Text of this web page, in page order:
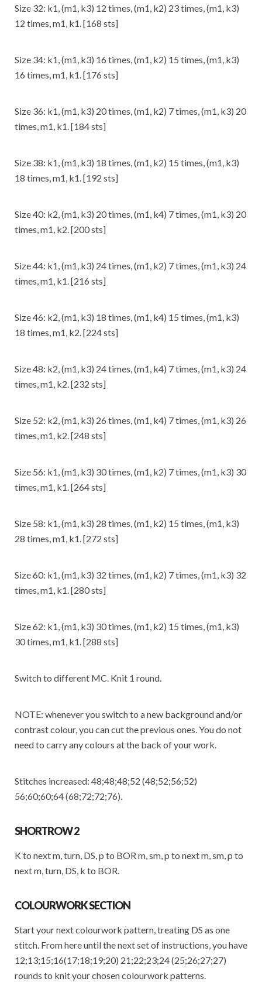
Size 32: k1, (m1, k3) 12 times, (m1, k2) 23 times, (m1, k3)
12 times, m1, k1. [168 sts]
Size 34: k1, (m1, k3) 16 times, (m1, k2) 15 times, (m1, k3)
16 times, m1, k1. [176 sts]
Size 36: k1, (m1, k3) 20 times, (m1, k2) 7 times, (m1, k3) 20
times, m1, k1. [184 sts]
Size 38: k1, (m1, k3) 18 times, (m1, k2) 15 times, (m1, k3)
18 times, m1, k1. [192 sts]
Size 40: k2, (m1, k3) 20 times, (m1, k4) 7 times, (m1, k3) 20
times, m1, k2. [200 sts]
Size 44: k1, (m1, k3) 24 times, (m1, k2) 7 times, (m1, k3) 24
times, m1, k1. [216 sts]
Size 46: k2, (m1, k3) 18 times, (m1, k4) 15 times, (m1, k3)
18 times, m1, k2. [224 sts]
Size 48: k2, (m1, k3) 24 times, (m1, k4) 7 times, (m1, k3) 24
times, m1, k2. [232 sts]
Size 52: k2, (m1, k3) 26 times, (m1, k4) 7 times, (m1, k3) 26
times, m1, k2. [248 sts]
Size 56: k1, (m1, k3) 30 times, (m1, k2) 7 times, (m1, k3) 30
times, m1, k1. [264 sts]
Size 58: k1, (m1, k3) 28 times, (m1, k2) 15 times, (m1, k3)
28 times, m1, k1. [272 sts]
Size 60: k1, (m1, k3) 32 times, (m1, k2) 7 times, (m1, k3) 32
times, m1, k1. [280 sts]
Size 62: k1, (m1, k3) 30 times, (m1, k2) 15 times, (m1, k3)
30 times, m1, k1. [288 sts]
Switch to different MC. Knit 1 round.
NOTE: whenever you switch to a new background and/or
contrast colour, you can cut the previous ones. You do not
need to carry any colours at the back of your work.
Stitches increased: 48;48;48;52 (48;52;56;52)
56;60;60;64 (68;72;72;76).
SHORTROW 2
K to next m, turn, DS, p to BOR m, sm, p to next m, sm, p to
next m, turn, DS, k to BOR.
COLOURWORK SECTION
Start your next colourwork pattern, treating DS as one
stitch. From here until the next set of instructions, you have
12;13;15;16(17;18;19;20) 21;22;23;24 (25;26;27;27)
rounds to knit your chosen colourwork patterns.